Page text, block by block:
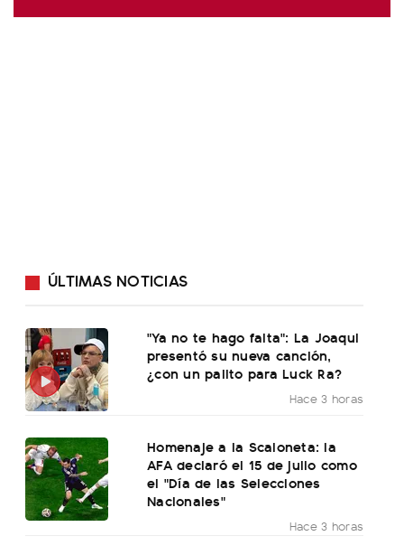
ÚLTIMAS NOTICIAS
"Ya no te hago falta": La Joaqui
presentó su nueva canción,
¿con un palito para Luck Ra?
Hace 3 horas
Homenaje a la Scaloneta: la
AFA declaró el 15 de julio como
el "Día de las Selecciones
Nacionales"
Hace 3 horas